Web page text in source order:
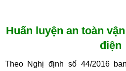
Huấn luyện an toàn
điện
Theo Nghị định số 44/2016